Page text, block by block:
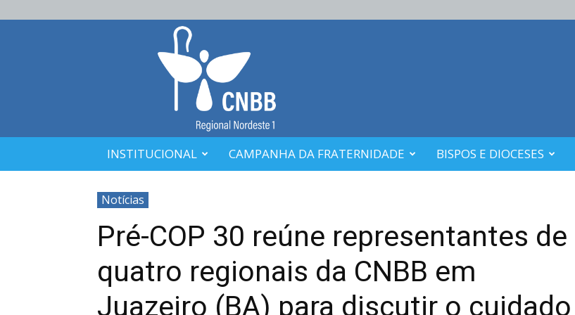
Nordeste
INSTITUCIONAL CAMPANHA DA FRATERNIDADE BISPOS E DIOCESES
Notícias
Pré-COP 30 reúne representantes de
quatro regionais da CNBB em
Juazeiro (BA) para discutir o cuidado